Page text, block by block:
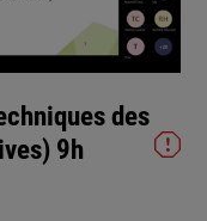
des
9h